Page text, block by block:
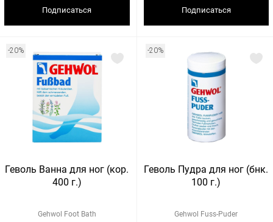
Подписаться Подписаться
-20%
Геволь Ванна для ног (кор.
400 г.)
Gehwol Foot Bath
-20%
Геволь Пудра для ног (бнк.
100 г.)
Gehwol Fuss-Puder